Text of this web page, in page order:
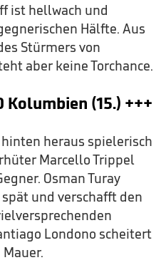
ist hellwach und
Hälfte. Aus
Stürmers von
aber keine Torchance.
Kolumbien (15.) +++
heraus spielerisch
Marcello Trippel
Osman Turay
und verschafft den
Londono scheitert